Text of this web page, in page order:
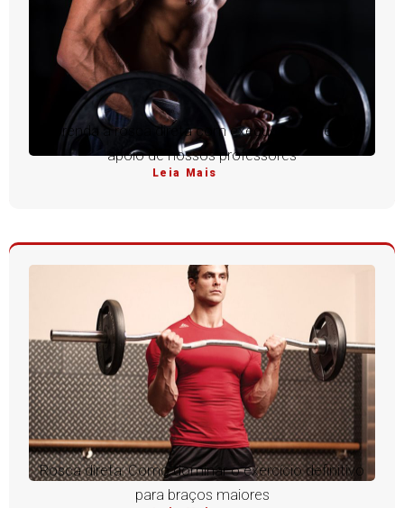
Aprenda a rosca direta com execução perfeita e
apoio de nossos professores
Leia Mais
Rosca direta: Como dominar o exercício definitivo
para braços maiores